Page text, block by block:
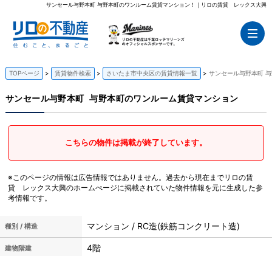
サンセール与野本町 与野本町のワンルーム賃貸マンション！｜リロの賃貸 レックス大興
TOPページ 賃貸物件検索 さいたま市中央区の賃貸情報一覧 サンセール与野本町
サンセール与野本町 与野本町のワンルーム賃貸マンション
こちらの物件は掲載が終了しています。
※このページの情報は広告情報ではありません。過去から現在までリロの賃
貸 レックス大興のホームぺージに掲載されていた物件情報を元に生成した参
考情報です。
種別 / 構造 マンション / RC造(鉄筋コンクリート造)
建物階建 4階